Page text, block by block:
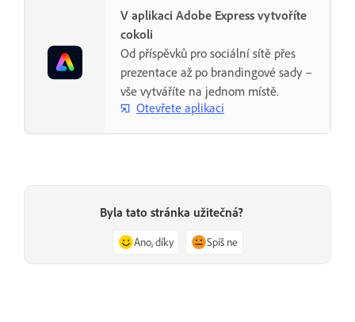
V aplikaci Adobe Express vytvoříte
cokoli
Od příspěvků pro sociální sítě přes
prezentace až po brandingové sady –
vše vytváříte na jednom místě.
Otevřete aplikaci
Byla tato stránka užitečná?
Ano, díky Spíš ne